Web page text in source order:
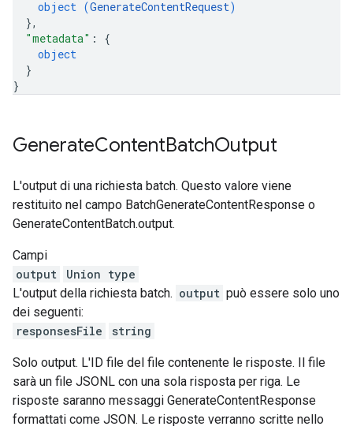
object (GenerateContentRequest)
},
"metadata" : {
object
}
}
GenerateContentBatchOutput
L'output di una richiesta batch. Questo valore viene
restituito nel campo BatchGenerateContentResponse o
GenerateContentBatch.output.
Campi
output
Union type
L'output della richiesta batch. output può essere solo uno
dei seguenti:
responsesFile
string
Solo output. L'ID file del file contenente le risposte. Il file
sarà un file JSONL con una sola risposta per riga. Le
risposte saranno messaggi GenerateContentResponse
formattati come JSON. Le risposte verranno scritte nello